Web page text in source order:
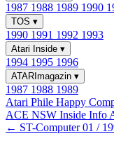
1987 1988 1989 1990
TOS ▾
1990 1991 1992 1993
Atari Inside ▾
1994 1995 1996
ATARImagazin ▾
1987 1988 1989
Atari Phile Happy
ACE NSW Inside Info
← ST-Computer 01 /